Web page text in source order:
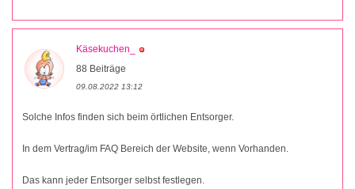
Käsekuchen_
88 Beiträge
09.08.2022 13:12
Solche Infos finden sich beim örtlichen Entsorger.
In dem Vertrag/im FAQ Bereich der Website, wenn Vorhanden.
Das kann jeder Entsorger selbst festlegen.